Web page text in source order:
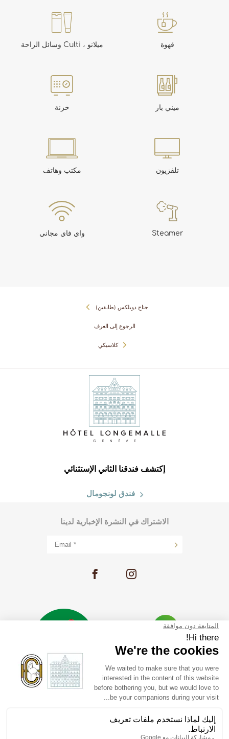
وسائل الراحة Culti ، ميلانو قهوة
خزنة ميني بار
مكتب وهاتف تلفزيون
واي فاي مجاني Steamer
(جناح دوبلكس (طابقين
الرجوع إلى الغرف
كلاسيكي
إكتشف فندقنا الثاني الإستثنائي
فندق لونجومال
الاشتراك في النشرة الإخبارية لدينا
التوظيف
جنيف